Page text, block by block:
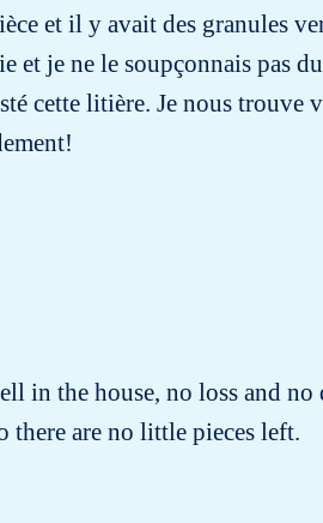
et il y avait des granules
et je ne le soupçonnais pas
cette litière. Je nous trouve
in the house, no loss and no
there are no little pieces left.